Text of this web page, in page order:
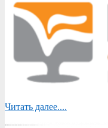
Читать далее....